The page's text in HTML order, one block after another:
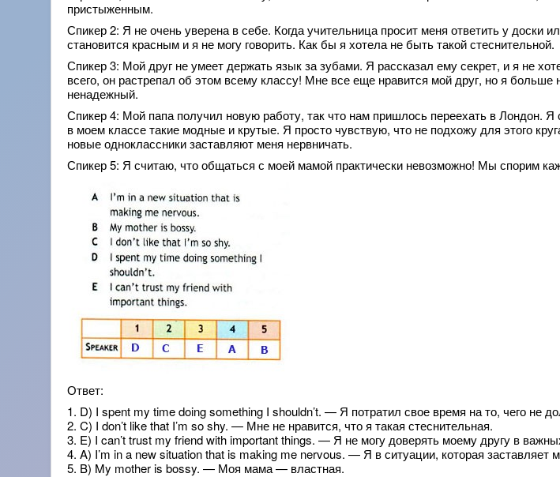
пристыженным.
Спикер 2: Я не очень уверена в себе. Когда учительница просит меня ответить у
становится красным и я не могу говорить. Как бы я хотела не быть такой стеснительной.
Спикер 3: Мой друг не умеет держать язык за зубами. Я рассказал ему секрет, и я не
всего, он растрепал об этом всему классу! Мне все еще нравится мой друг, но я
ненадежный.
Спикер 4: Мой папа получил новую работу, так что нам пришлось переехать в Лондон.
в моем классе такие модные и крутые. Я просто чувствую, что не подхожу для этого
новые одноклассники заставляют меня нервничать.
Спикер 5: Я считаю, что общаться с моей мамой практически невозможно! Мы спорим
Ответ:
1. D) I spent my time doing something I shouldn’t. — Я потратил свое время на то, чего не
2. C) I don’t like that I’m so shy. — Мне не нравится, что я такая стеснительная.
3. E) I can’t trust my friend with important things. — Я не могу доверять моему другу в
4. A) I’m in a new situation that is making me nervous. — Я в ситуации, которая заставляет
5. B) My mother is bossy. — Моя мама — властная.